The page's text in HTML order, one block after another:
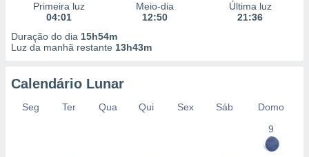
Primeira luz
04:01
Meio-dia
12:50
Última luz
21:36
Duração do dia 15h54m
Luz da manhã restante 13h43m
Calendário Lunar
Seg Ter Qua Qui Sex Sáb
Domo
9